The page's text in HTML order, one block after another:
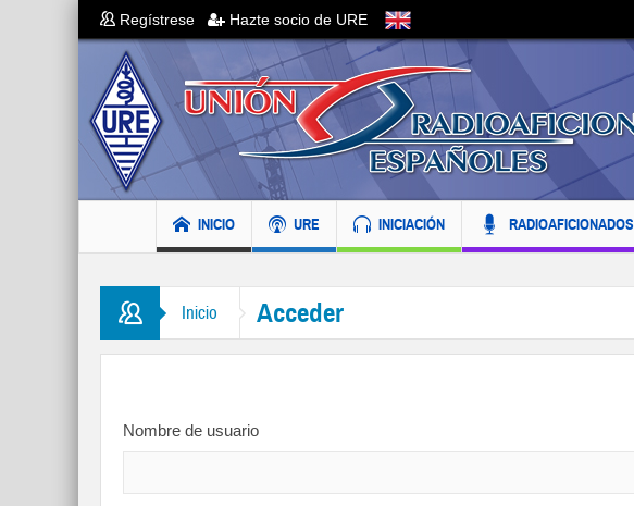
Regístrese Hazte socio de URE
INICIO URE INICIACIÓN RADIOAFICIONADOS
Inicio Acceder
Nombre de usuario